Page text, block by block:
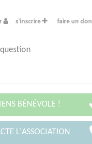
s'inscrire faire un don
BÉNÉVOLE !
L'ASSOCIATION